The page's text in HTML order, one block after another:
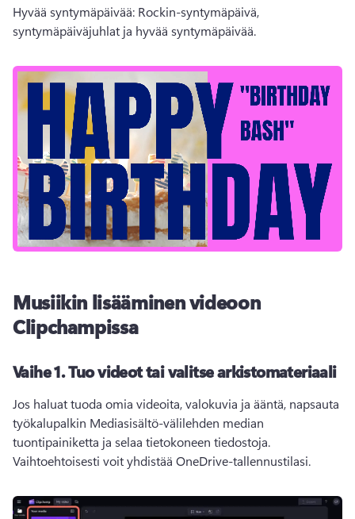
Hyvää syntymäpäivää: Rockin-syntymäpäivä,
syntymäpäiväjuhlat ja hyvää syntymäpäivää.
Musiikin lisääminen videoon
Clipchampissa
Vaihe 1.Tuo videot tai valitse arkistomateriaali
Jos haluat tuoda omia videoita, valokuvia ja ääntä, napsauta
työkalupalkin Mediasisältö-välilehden median
tuontipainiketta ja selaa tietokoneen tiedostoja.
Vaihtoehtoisesti voit yhdistää OneDrive-tallennustilasi.